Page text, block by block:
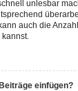
unlesbar
auch die
einfügen?